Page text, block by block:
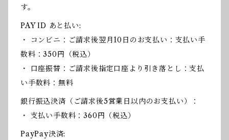
す。
PAY ID あと払い:
・ コンビニ：ご請求後翌月10日のお支払い：支払い手
数料：350円（税込）
・ 口座振替：ご請求後指定口座より引き落とし：支払
い手数料：無料
銀行振込決済（ご請求後5営業日以内のお支払い）：
・ 支払い手数料：360円（税込）
PayPay決済: